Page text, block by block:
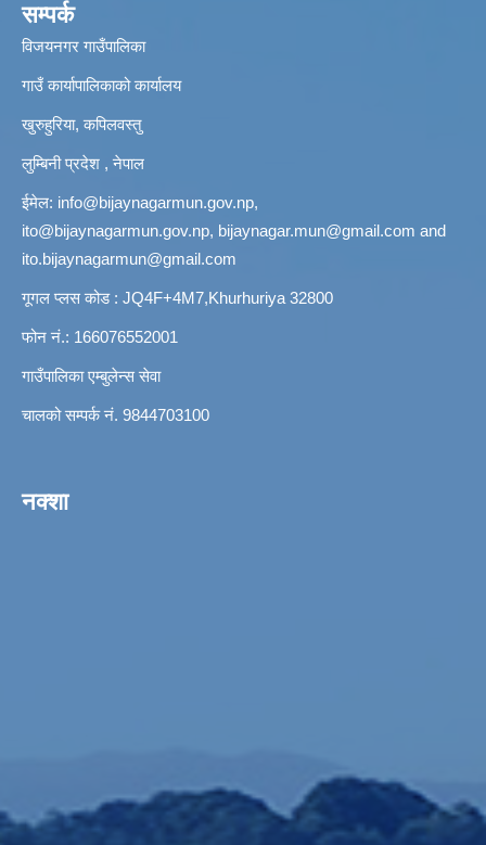
सम्पर्क
विजयनगर गाउँपालिका
गाउँ कार्यापालिकाको कार्यालय
खुरुहुरिया, कपिलवस्तु
लुम्बिनी प्रदेश , नेपाल
ईमेल: info@bijaynagarmun.gov.np,
ito@bijaynagarmun.gov.np, bijaynagar.mun@gmail.com and
ito.bijaynagarmun@gmail.com
गूगल प्लस कोड : JQ4F+4M7,Khurhuriya 32800
फोन नं.: 166076552001
गाउँपालिका एम्बुलेन्स सेवा
चालको सम्पर्क नं. 9844703100
नक्शा